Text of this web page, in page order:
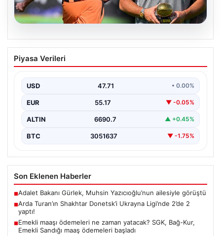
Arda Turan’ın Shakhtar Donetsk’i
Ukrayna Ligi’nde 2’de 2 yaptı!
Donetsk, yeni sezonuna güçlü bir başlangıç yaptı.
Teknik direktörlük…
Piyasa Verileri
USD 47.71 • 0.00%
EUR 55.17 ▼ -0.05%
ALTIN 6690.7 ▲ +0.45%
BTC 3051637 ▼ -1.75%
Son Eklenen Haberler
■Adalet Bakanı Gürlek, Muhsin Yazıcıoğlu’nun ailesiyle görüştü
■Arda Turan’ın Shakhtar Donetsk’i Ukrayna Ligi’nde 2’de 2
yaptı!
■Emekli maaşı ödemeleri ne zaman yatacak? SGK, Bağ-Kur,
Emekli Sandığı maaş ödemeleri başladı